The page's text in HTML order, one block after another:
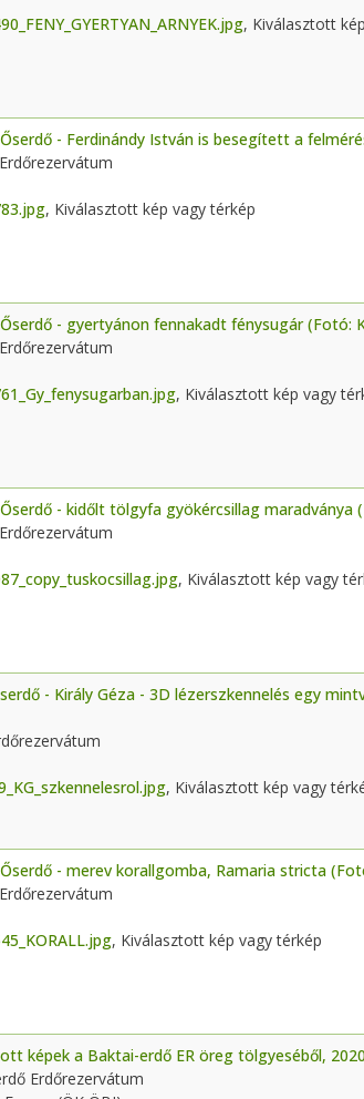
, Kiválasztott
- Ferdinándy István is besegített a
, Kiválasztott kép vagy térkép
- gyertyánon fennakadt fénysugár (Fotó:
, Kiválasztott kép vagy
- kidőlt tölgyfa gyökércsillag maradványa
, Kiválasztott kép vagy
- Király Géza - 3D lézerszkennelés egy
, Kiválasztott kép vagy
- merev korallgomba, Ramaria stricta
, Kiválasztott kép vagy térkép
képek a Baktai-erdő ER öreg tölgyeséből, 2020
Erdőrezervátum